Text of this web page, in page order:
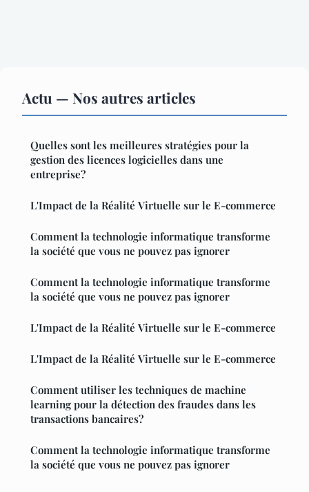
Actu — Nos autres articles
Quelles sont les meilleures stratégies pour la
gestion des licences logicielles dans une
entreprise?
L'Impact de la Réalité Virtuelle sur le E-commerce
Comment la technologie informatique transforme
la société que vous ne pouvez pas ignorer
Comment la technologie informatique transforme
la société que vous ne pouvez pas ignorer
L'Impact de la Réalité Virtuelle sur le E-commerce
L'Impact de la Réalité Virtuelle sur le E-commerce
Comment utiliser les techniques de machine
learning pour la détection des fraudes dans les
transactions bancaires?
Comment la technologie informatique transforme
la société que vous ne pouvez pas ignorer